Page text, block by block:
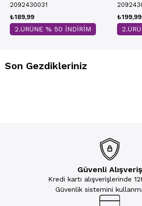
2092430031
₺189,99
2.ÜRÜNE % 50 İNDİRİM
₺199,99
Son Gezdikleriniz
Güvenli Alışveriş
Kredi kartı alışverişlerinde
Güvenlik sistemini